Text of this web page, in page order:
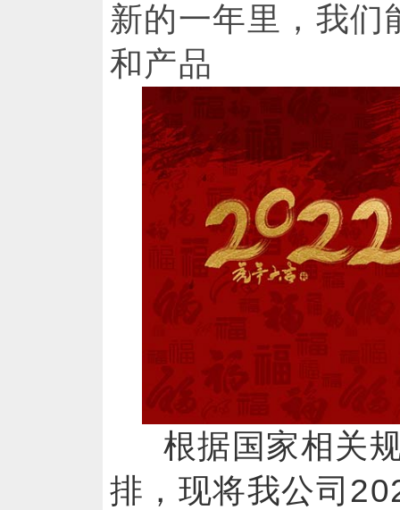
新的一年里，我们
和产品
根据国家相关
排，现将我公司